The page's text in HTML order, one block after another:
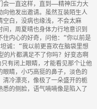
会一直这样，直到——精神压力大
向他发出邀请。虽然互装陌生人
空白，没病也缘浅，不会太麻
，周夏晴也身体力行地意识到
住内心的好奇，问他：“你以前是
诚：“我以前更喜欢在脑袋里想
的片都满足不了你吗？好变态啊
有闭上眼睛，才能看见那个让他
眼睛，小巧高挺的鼻子，淡色的
清冷漂亮，像极了一朵盛开的栀
的侧脸，语气喃喃像是陷入了